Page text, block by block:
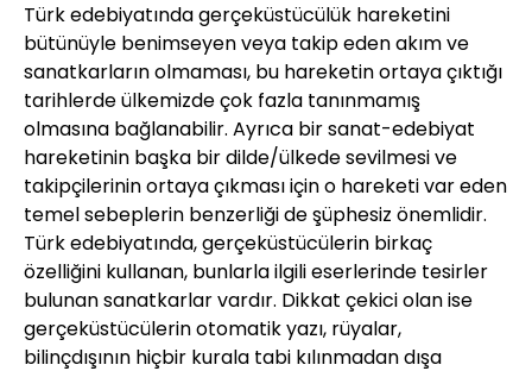
Türk edebiyatında gerçeküstücülük hareketini
bütünüyle benimseyen veya takip eden akım ve
sanatkarların olmaması, bu hareketin ortaya çıktığı
tarihlerde ülkemizde çok fazla tanınmamış
olmasına bağlanabilir. Ayrıca bir sanat-edebiyat
hareketinin başka bir dilde/ülkede sevilmesi ve
takipçilerinin ortaya çıkması için o hareketi var eden
temel sebeplerin benzerliği de şüphesiz önemlidir.
Türk edebiyatında, gerçeküstücülerin birkaç
özelliğini kullanan, bunlarla ilgili eserlerinde tesirler
bulunan sanatkarlar vardır. Dikkat çekici olan ise
gerçeküstücülerin otomatik yazı, rüyalar,
bilinçdışının hiçbir kurala tabi kılınmadan dışa